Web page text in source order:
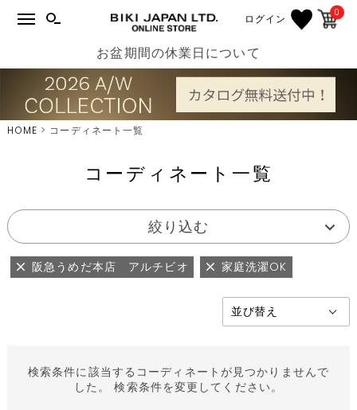
ログイン 0
お盆期間の休業日について
HOME コーディネート一覧
コーディネート一覧
絞り込む
阪急うめだ本店 アルチビオ 家庭洗濯OK
検索条件に該当するコーディネートが見つかりませんで
した。 検索条件を変更してください。